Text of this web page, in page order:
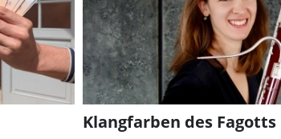
Klangfarben des Fagotts